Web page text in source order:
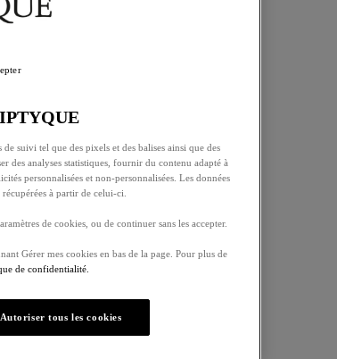
suivi tel que des pixels et des balises ainsi que des
analyses statistiques, fournir du contenu adapté à
personnalisées et non-personnalisées. Les données
à partir de celui-ci.
de cookies, ou de continuer sans les accepter.
Gérer mes cookies en bas de la page. Pour plus de
de confidentialité.
Autoriser tous les cookies